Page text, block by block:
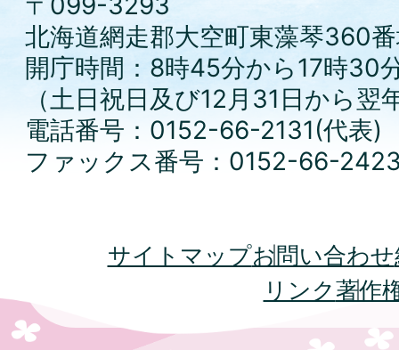
北海道網走郡大空町東藻琴360
開庁時間：8時45分から17時30
（土日祝日及び12月31日から
電話番号：0152-66-2131(代表)
ファックス番号：0152-66-
サイトマップお問い合わせ
リンク著作